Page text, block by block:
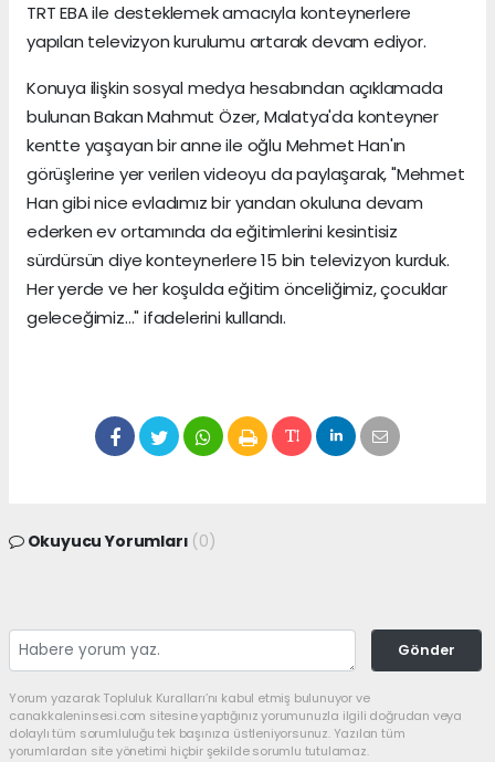
TRT EBA ile desteklemek amacıyla konteynerlere
yapılan televizyon kurulumu artarak devam ediyor.
Konuya ilişkin sosyal medya hesabından açıklamada
bulunan Bakan Mahmut Özer, Malatya'da konteyner
kentte yaşayan bir anne ile oğlu Mehmet Han'ın
görüşlerine yer verilen videoyu da paylaşarak, "Mehmet
Han gibi nice evladımız bir yandan okuluna devam
ederken ev ortamında da eğitimlerini kesintisiz
sürdürsün diye konteynerlere 15 bin televizyon kurduk.
Her yerde ve her koşulda eğitim önceliğimiz, çocuklar
geleceğimiz..." ifadelerini kullandı.
Okuyucu Yorumları (0)
Gönder
Yorum yazarak Topluluk Kuralları’nı kabul etmiş bulunuyor ve
canakkaleninsesi.com sitesine yaptığınız yorumunuzla ilgili doğrudan veya
dolaylı tüm sorumluluğu tek başınıza üstleniyorsunuz. Yazılan tüm
yorumlardan site yönetimi hiçbir şekilde sorumlu tutulamaz.